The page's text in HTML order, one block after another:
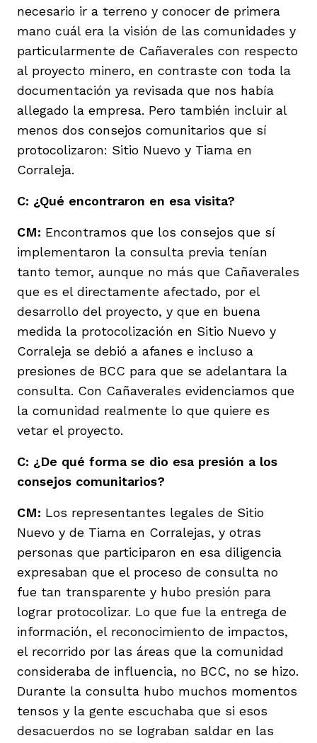
necesario ir a terreno y conocer de primera
mano cuál era la visión de las comunidades y
particularmente de Cañaverales con respecto
al proyecto minero, en contraste con toda la
documentación ya revisada que nos había
allegado la empresa. Pero también incluir al
menos dos consejos comunitarios que sí
protocolizaron: Sitio Nuevo y Tiama en
Corraleja.
C: ¿Qué encontraron en esa visita?
CM: Encontramos que los consejos que sí
implementaron la consulta previa tenían
tanto temor, aunque no más que Cañaverales
que es el directamente afectado, por el
desarrollo del proyecto, y que en buena
medida la protocolización en Sitio Nuevo y
Corraleja se debió a afanes e incluso a
presiones de BCC para que se adelantara la
consulta. Con Cañaverales evidenciamos que
la comunidad realmente lo que quiere es
vetar el proyecto.
C: ¿De qué forma se dio esa presión a los
consejos comunitarios?
CM: Los representantes legales de Sitio
Nuevo y de Tiama en Corralejas, y otras
personas que participaron en esa diligencia
expresaban que el proceso de consulta no
fue tan transparente y hubo presión para
lograr protocolizar. Lo que fue la entrega de
información, el reconocimiento de impactos,
el recorrido por las áreas que la comunidad
consideraba de influencia, no BCC, no se hizo.
Durante la consulta hubo muchos momentos
tensos y la gente escuchaba que si esos
desacuerdos no se lograban saldar en las